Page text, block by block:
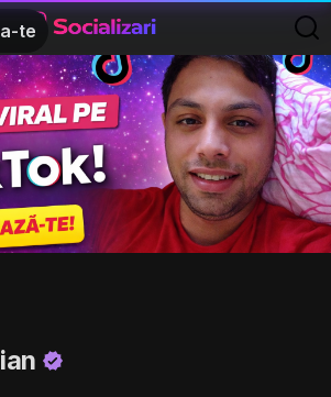
te